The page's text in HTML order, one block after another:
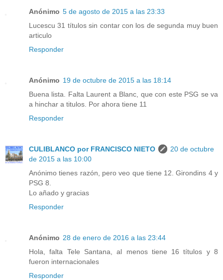
Anónimo 5 de agosto de 2015 a las 23:33
Lucescu 31 títulos sin contar con los de segunda muy buen
articulo
Responder
Anónimo 19 de octubre de 2015 a las 18:14
Buena lista. Falta Laurent a Blanc, que con este PSG se va
a hinchar a titulos. Por ahora tiene 11
Responder
CULIBLANCO por FRANCISCO NIETO
20 de octubre
de 2015 a las 10:00
Anónimo tienes razón, pero veo que tiene 12. Girondins 4 y
PSG 8.
Lo añado y gracias
Responder
Anónimo 28 de enero de 2016 a las 23:44
Hola, falta Tele Santana, al menos tiene 16 títulos y 8
fueron internacionales
Responder